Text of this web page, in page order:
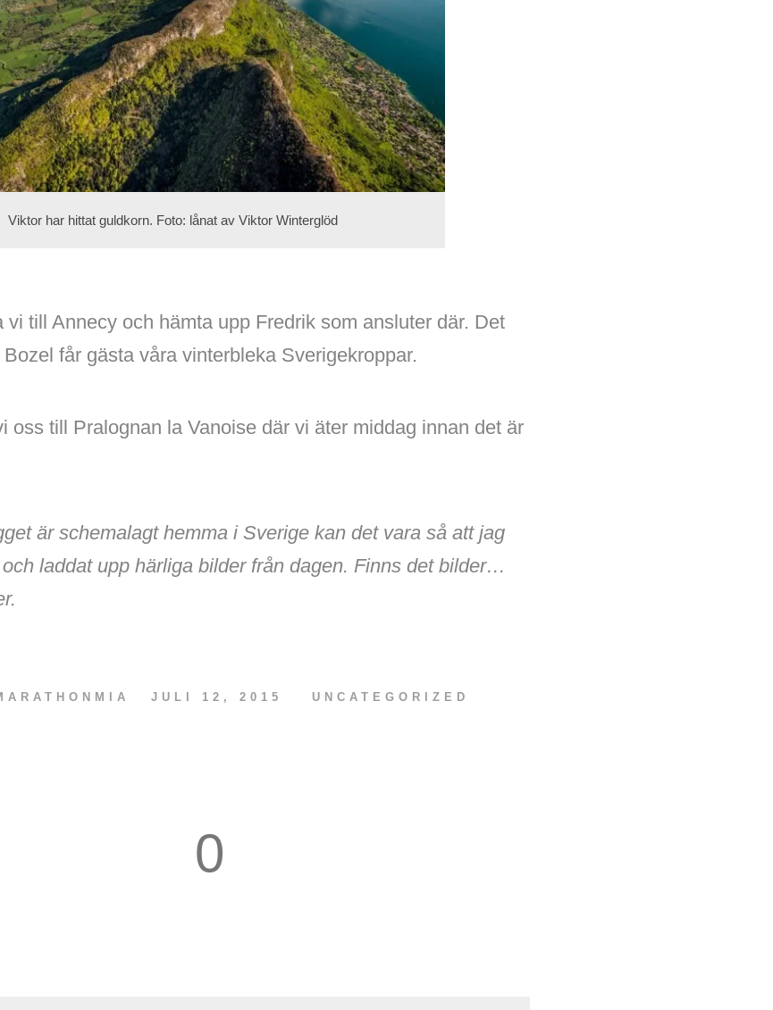
Viktor har hittat guldkorn. Foto: lånat av Viktor Winterglöd
vi till Annecy och hämta upp Fredrik som ansluter där. Det
får gästa våra vinterbleka Sverigekroppar.
oss till Pralognan la Vanoise där vi äter middag innan det är
är schemalagt hemma i Sverige kan det vara så att jag
laddat upp härliga bilder från dagen. Finns det bilder…
JULI 12, 2015 UNCATEGORIZED
0